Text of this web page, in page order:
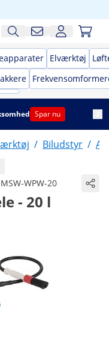
Elværktøj
Spar nu
/ Biludstyr /
MSW-WPW-20
- 20 l